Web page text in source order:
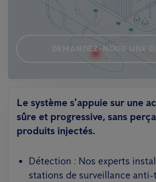
DEMANDEZ-NOUS UNE
Le système s’appuie sur une
sûre et progressive, sans
produits injectés.
Détection : Nos experts
stations de surveillance